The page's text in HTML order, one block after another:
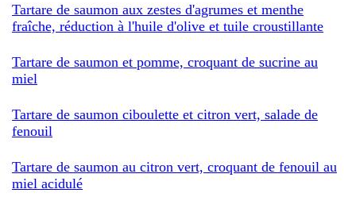
Tartare de saumon aux zestes d'agrumes et menthe
fraîche, réduction à l'huile d'olive et tuile croustillante
Tartare de saumon et pomme, croquant de sucrine au
miel
Tartare de saumon ciboulette et citron vert, salade de
fenouil
Tartare de saumon au citron vert, croquant de fenouil au
miel acidulé